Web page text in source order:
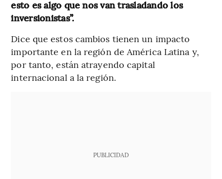
esto es algo que nos van trasladando los
inversionistas”.
Dice que estos cambios tienen un impacto
importante en la región de América Latina y,
por tanto, están atrayendo capital
internacional a la región.
PUBLICIDAD